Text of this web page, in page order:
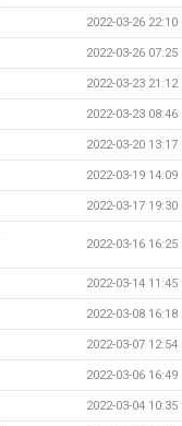
2022-03-26 22:10
2022-03-26 07:25
2022-03-23 21:12
2022-03-23 08:46
2022-03-20 13:17
2022-03-19 14:09
2022-03-17 19:30
2022-03-16 16:25
2022-03-14 11:45
2022-03-08 16:18
2022-03-07 12:54
2022-03-06 16:49
2022-03-04 10:35